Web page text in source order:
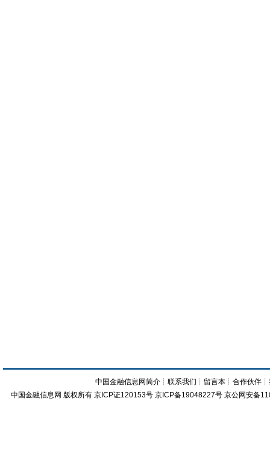
中国金融信息网简介 ┊联系我们 ┊ 留言本 ┊合作伙伴 ┊
中国金融信息网 版权所有 京ICP证120153号 京ICP备19048227号 京公网安备